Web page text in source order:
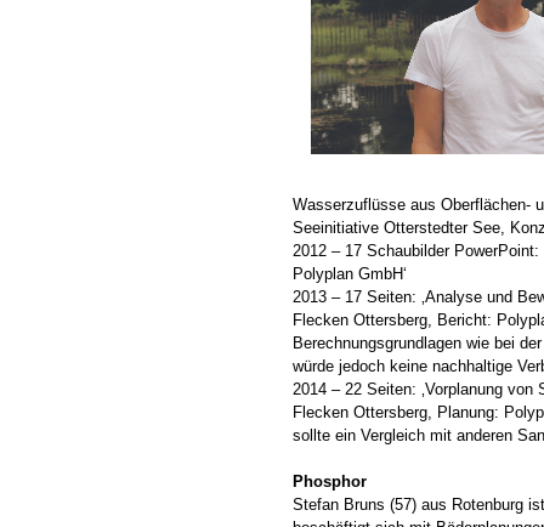
Wasserzuflüsse aus Oberflächen-
Seeinitiative Otterstedter See,
2012 – 17 Schaubilder
Polyplan GmbH‘
2013 – 17 Seiten: ‚Analyse und
Flecken Ottersberg, Bericht:
Berechnungsgrundlagen wie bei
würde jedoch keine nachhaltige
2014 – 22 Seiten: ‚Vorplanung
Flecken Ottersberg, Planung:
sollte ein Vergleich mit anderen
Phosphor
Stefan Bruns (57) aus Rotenburg